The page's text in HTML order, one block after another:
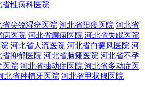
省性病科医院
省尖锐湿疣医院 河北省阳痿医院 河北省
病医院 河北省癫痫医院 河北省失眠医院
河北省人流医院 河北省白癜风医院 河
省抑郁医院 河北省脑瘫医院 河北省不孕
医院 河北省抽动症医院 河北省多动症医
北省种植牙医院 河北省甲状腺医院